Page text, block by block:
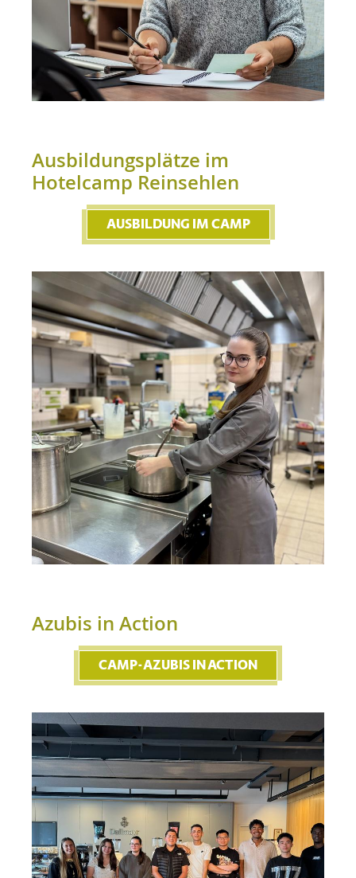
Ausbildungsplätze im
Hotelcamp Reinsehlen
AUSBILDUNG IM CAMP
Azubis in Action
CAMP-AZUBIS IN ACTION